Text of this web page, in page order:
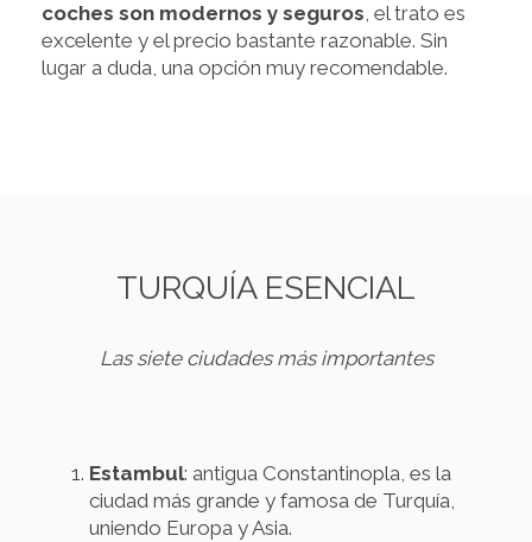
coches son modernos y seguros, el trato es
excelente y el precio bastante razonable. Sin
lugar a duda, una opción muy recomendable.
TURQUÍA ESENCIAL
Las siete ciudades más importantes
Estambul: antigua Constantinopla, es la
ciudad más grande y famosa de Turquía,
uniendo Europa y Asia.